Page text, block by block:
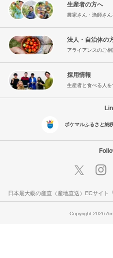
生産者の方へ
農家さん・漁師さ
法人・自治体の
アライアンスのご
採用情報
生産者と食べる人
ポケマルふるさと納
日本最大級の産直（産地直送）ECサイト
Copyright 2026